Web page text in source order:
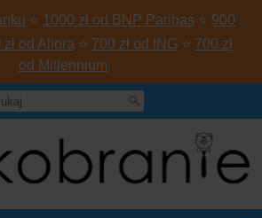
⭐ 1000 zł od BNP Paribas ⭐ 900
zł od Aliora ⭐ 700 zł od ING ⭐ 700 zł
od Millennium